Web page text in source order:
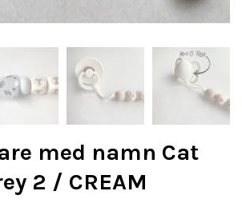
med namn Cat
2 / CREAM